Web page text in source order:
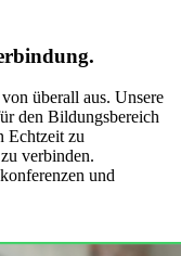
überall aus. Unsere
den Bildungsbereich
Echtzeit zu
verbinden.
und